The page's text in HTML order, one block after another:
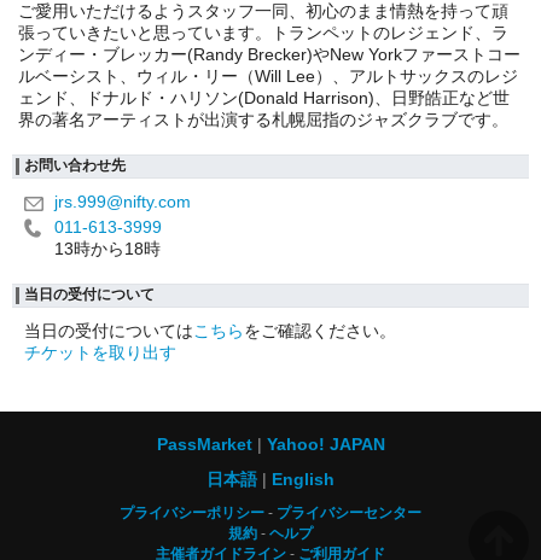
ご愛用いただけるようスタッフ一同、初心のまま情熱を持って頑
張っていきたいと思っています。トランペットのレジェンド、ラ
ンディー・ブレッカー(Randy Brecker)やNew Yorkファーストコー
ルベーシスト、ウィル・リー（Will Lee）、アルトサックスのレジ
ェンド、ドナルド・ハリソン(Donald Harrison)、日野皓正など世
界の著名アーティストが出演する札幌屈指のジャズクラブです。
お問い合わせ先
jrs.999@nifty.com
011-613-3999
13時から18時
当日の受付について
当日の受付についてはこちらをご確認ください。
チケットを取り出す
PassMarket
Yahoo! JAPAN
日本語
English
プライバシーポリシー
プライバシーセンター
規約
ヘルプ
主催者ガイドライン
ご利用ガイド